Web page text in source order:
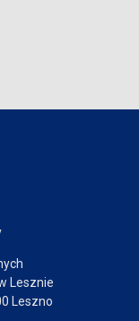
Lesznie
Leszno